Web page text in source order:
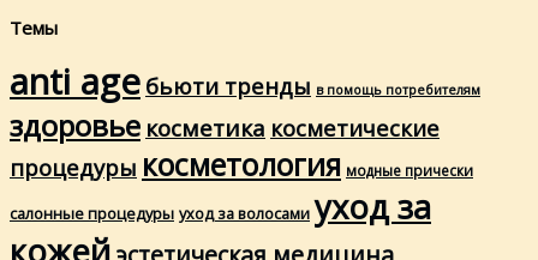
Темы
anti age бьюти тренды в помощь потребителям
здоровье косметика косметические
процедуры косметология модные прически
салонные процедуры уход за волосами уход за